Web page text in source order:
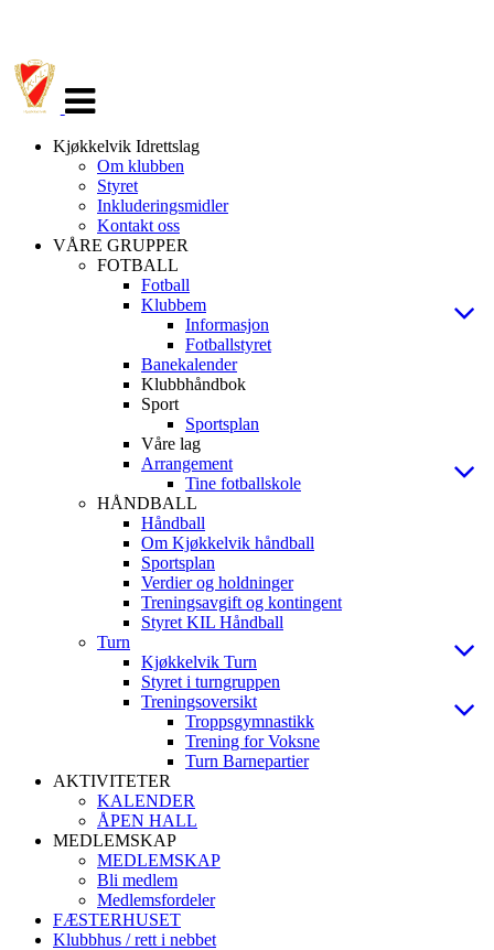
navigasjon
Kjøkkelvik Idrettslag
Om klubben
Styret
Inkluderingsmidler
Kontakt oss
VÅRE GRUPPER
FOTBALL
Fotball
Klubbem
Informasjon
Fotballstyret
Banekalender
Klubbhåndbok
Sport
Sportsplan
Våre lag
Arrangement
Tine fotballskole
HÅNDBALL
Håndball
Om Kjøkkelvik håndball
Sportsplan
Verdier og holdninger
Treningsavgift og kontingent
Styret KIL Håndball
Turn
Kjøkkelvik Turn
Styret i turngruppen
Treningsoversikt
Troppsgymnastikk
Trening for Voksne
Turn Barnepartier
AKTIVITETER
KALENDER
ÅPEN HALL
MEDLEMSKAP
MEDLEMSKAP
Bli medlem
Medlemsfordeler
FÆSTERHUSET
Klubbhus / rett i nebbet